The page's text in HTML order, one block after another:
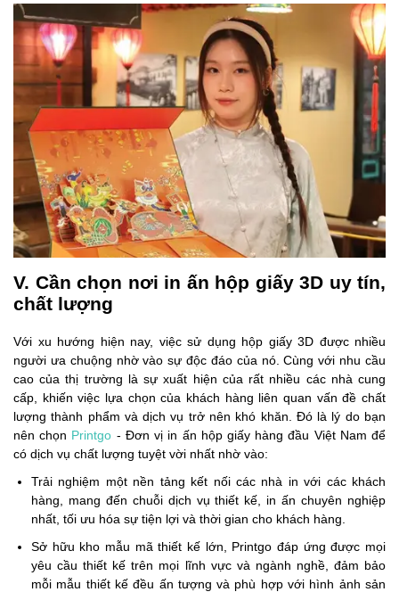
V. Cần chọn nơi in ấn hộp giấy 3D uy tín,
chất lượng
Với xu hướng hiện nay, việc sử dụng hộp giấy 3D được nhiều
người ưa chuộng nhờ vào sự độc đáo của nó. Cùng với nhu cầu
cao của thị trường là sự xuất hiện của rất nhiều các nhà cung
cấp, khiến việc lựa chọn của khách hàng liên quan vấn đề chất
lượng thành phẩm và dịch vụ trở nên khó khăn. Đó là lý do bạn
nên chọn Printgo - Đơn vị in ấn hộp giấy hàng đầu Việt Nam để
có dịch vụ chất lượng tuyệt vời nhất nhờ vào:
Trải nghiệm một nền tảng kết nối các nhà in với các khách
hàng, mang đến chuỗi dịch vụ thiết kế, in ấn chuyên nghiệp
nhất, tối ưu hóa sự tiện lợi và thời gian cho khách hàng.
Sở hữu kho mẫu mã thiết kế lớn, Printgo đáp ứng được mọi
yêu cầu thiết kế trên mọi lĩnh vực và ngành nghề, đảm bảo
mỗi mẫu thiết kế đều ấn tượng và phù hợp với hình ảnh sản